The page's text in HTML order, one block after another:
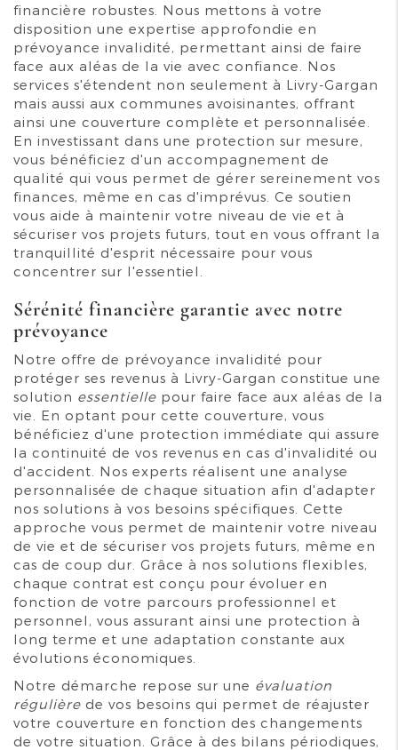
financière robustes. Nous mettons à votre
disposition une expertise approfondie en
prévoyance invalidité, permettant ainsi de faire
face aux aléas de la vie avec confiance. Nos
services s'étendent non seulement à Livry-Gargan
mais aussi aux communes avoisinantes, offrant
ainsi une couverture complète et personnalisée.
En investissant dans une protection sur mesure,
vous bénéficiez d'un accompagnement de
qualité qui vous permet de gérer sereinement vos
finances, même en cas d'imprévus. Ce soutien
vous aide à maintenir votre niveau de vie et à
sécuriser vos projets futurs, tout en vous offrant la
tranquillité d'esprit nécessaire pour vous
concentrer sur l'essentiel.
Sérénité financière garantie avec notre
prévoyance
Notre offre de prévoyance invalidité pour
protéger ses revenus à Livry-Gargan constitue une
solution essentielle pour faire face aux aléas de la
vie. En optant pour cette couverture, vous
bénéficiez d'une protection immédiate qui assure
la continuité de vos revenus en cas d'invalidité ou
d'accident. Nos experts réalisent une analyse
personnalisée de chaque situation afin d'adapter
nos solutions à vos besoins spécifiques. Cette
approche vous permet de maintenir votre niveau
de vie et de sécuriser vos projets futurs, même en
cas de coup dur. Grâce à nos solutions flexibles,
chaque contrat est conçu pour évoluer en
fonction de votre parcours professionnel et
personnel, vous assurant ainsi une protection à
long terme et une adaptation constante aux
évolutions économiques.
Notre démarche repose sur une évaluation
régulière de vos besoins qui permet de réajuster
votre couverture en fonction des changements
de votre situation. Grâce à des bilans périodiques,